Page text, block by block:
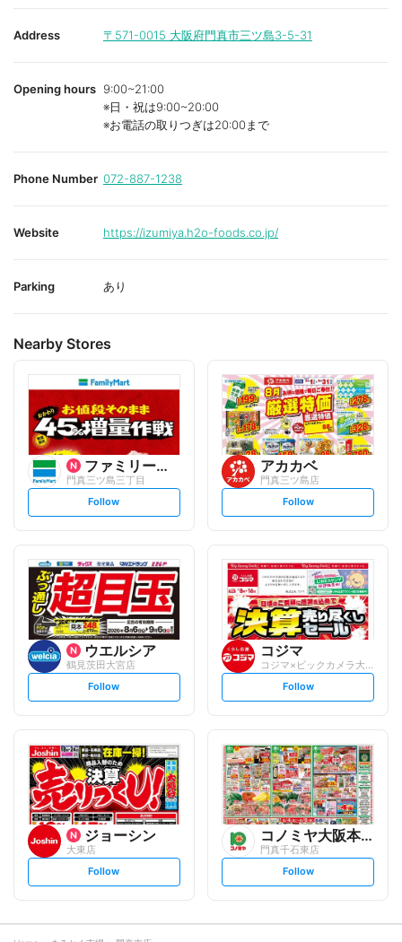
Address 〒571-0015 大阪府門真市三ツ島3-5-31
Opening hours 9:00~21:00
※日・祝は9:00~20:00
※お電話の取りつぎは20:00まで
Phone Number 072-887-1238
Website https://izumiya.h2o-foods.co.jp/
Parking あり
Nearby Stores
ファミリーマート
門真三ツ島三丁目
s
t
l
o
w
Follow
アカカベ
門真三ツ島店
s
t
l
o
w
Follow
ウエルシア
鶴見茨田大宮店
s
t
l
o
w
Follow
コジマ
s
t
l
o
w
Follow
ジョーシン
大東店
s
t
o
Follow
コノミヤ大阪本部
門真千石東店
s
t
Follow